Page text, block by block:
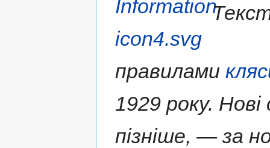
правилами
1929 року.
пізніше, — за